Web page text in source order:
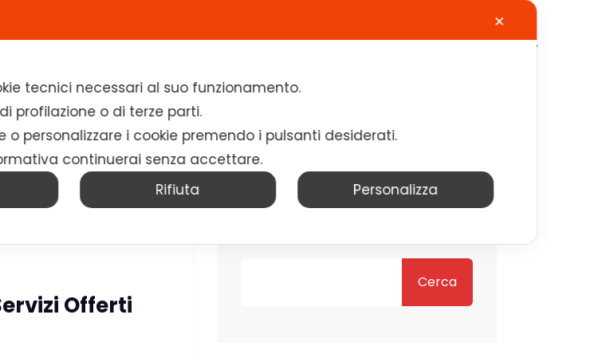
Chi siamo Soluzioni News Calendario Contatti Lavora con noi
Offerti
Cerca
✕
tecnici necessari al suo funzionamento.
profilazione o di terze parti.
o personalizzare i cookie premendo i pulsanti desiderati.
continuerai senza accettare.
Rifiuta Personalizza